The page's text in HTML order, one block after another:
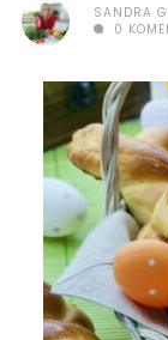
SANDRA
0